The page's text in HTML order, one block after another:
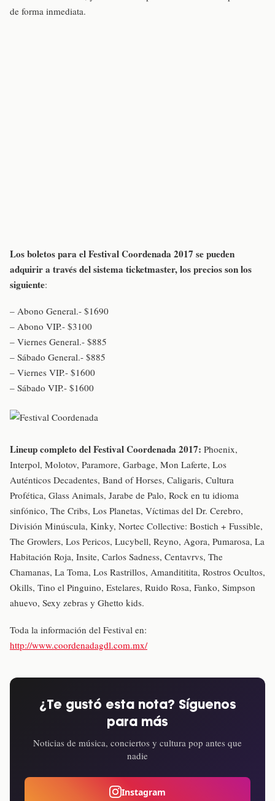
de forma inmediata.
Los boletos para el Festival Coordenada 2017 se pueden
adquirir a través del sistema ticketmaster, los precios son los
siguiente:
– Abono General.- $1690
– Abono VIP.- $3100
– Viernes General.- $885
– Sábado General.- $885
– Viernes VIP.- $1600
– Sábado VIP.- $1600
Lineup completo del Festival Coordenada 2017: Phoenix,
Interpol, Molotov, Paramore, Garbage, Mon Laferte, Los
Auténticos Decadentes, Band of Horses, Caligaris, Cultura
Profética, Glass Animals, Jarabe de Palo, Rock en tu idioma
sinfónico, The Cribs, Los Planetas, Víctimas del Dr. Cerebro,
División Minúscula, Kinky, Nortec Collective: Bostich + Fussible,
The Growlers, Los Pericos, Lucybell, Reyno, Agora, Pumarosa, La
Habitación Roja, Insite, Carlos Sadness, Centavrvs, The
Chamanas, La Toma, Los Rastrillos, Amandititita, Rostros Ocultos,
Okills, Tino el Pinguino, Estelares, Ruido Rosa, Fanko, Simpson
ahuevo, Sexy zebras y Ghetto kids.
Toda la información del Festival en:
http://www.coordenadagdl.com.mx/
¿Te gustó esta nota? Síguenos
para más
Noticias de música, conciertos y cultura pop antes que
nadie
Instagram